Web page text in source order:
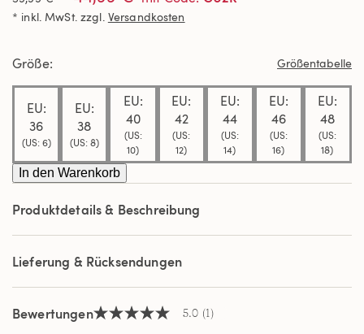
5
Sternen,
Bewertung.
Read
a
Link
auf
derselben
Seite.
* inkl. MwSt. zzgl. Versandkosten
Größe Größentabelle
EU:
36
(US: 6)
EU:
38
(US: 8)
EU:
40
(US:
10)
EU:
42
(US:
12)
EU:
44
(US:
14)
EU:
46
(US:
16)
EU:
48
(US:
18)
In den Warenkorb
Produktdetails & Beschreibung
Lieferung & Rücksendungen
Bewertungen5.0 5.0 (1)